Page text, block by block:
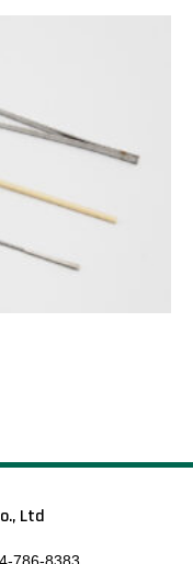
Ltd
786-8383